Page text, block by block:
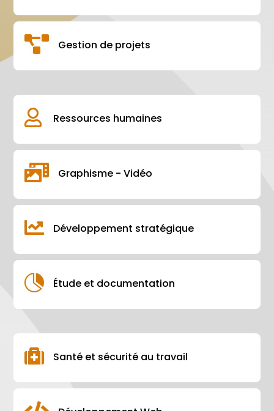
 Gestion de projets
 Ressources humaines
 Graphisme - Vidéo
 Développement stratégique
 Étude et documentation
 Santé et sécurité au travail